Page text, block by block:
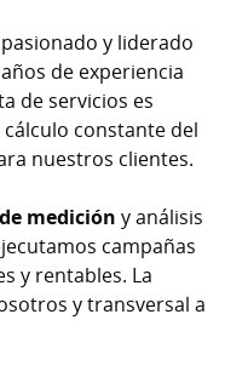
y liderado
de experiencia
de servicios es
constante del
nuestros clientes.
medición y análisis
campañas
y rentables. La
y transversal a